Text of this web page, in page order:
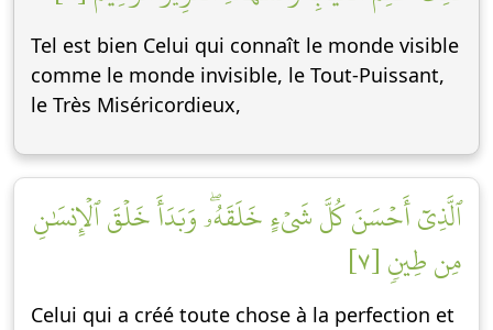
Tel est bien Celui qui connaît le monde visible
comme le monde invisible, le Tout-Puissant,
le Très Miséricordieux,
ٱلَّذِيٓ أَحۡسَنَ كُلَّ شَيۡءٍ خَلَقَهُۥۖ وَبَدَأَ خَلۡقَ ٱلۡإِنسَٰنِ
مِن طِينٖ [٧]
Celui qui a créé toute chose à la perfection et